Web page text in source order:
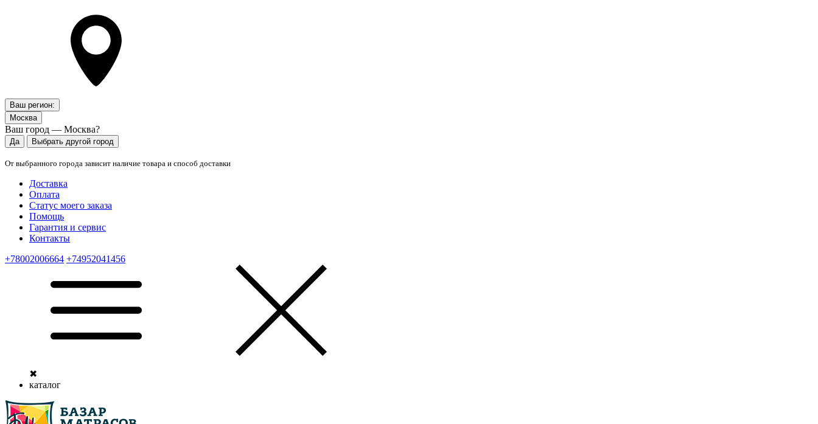
Ваш регион:
Москва
Ваш город — Москва?
Да Выбрать другой город
От выбранного города зависит наличие товара и способ доставки
Доставка
Оплата
Статус моего заказа
Помощь
Гарантия и сервис
Контакты
+78002006664 +74952041456
✖
каталог